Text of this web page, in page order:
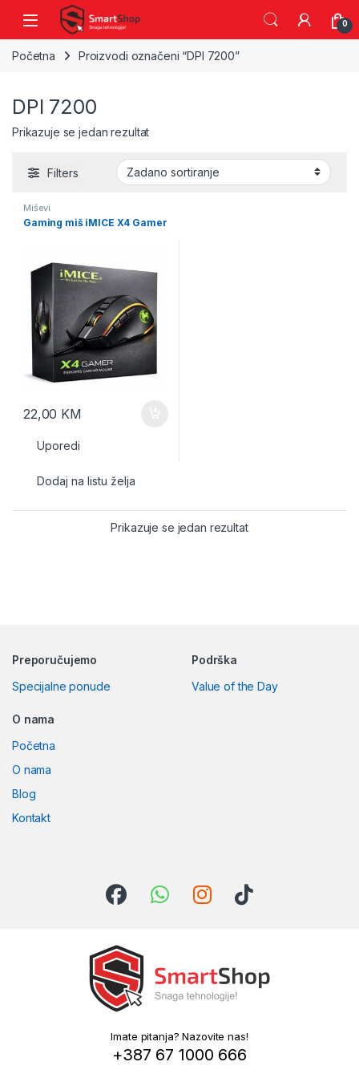
Skip to navigation
Skip to content
0
Početna Proizvodi označeni “DPI 7200”
DPI 7200
Prikazuje se jedan rezultat
Filters
Miševi
Gaming miš iMICE X4 Gamer
22,00 KM
Uporedi
Dodaj na listu želja
Prikazuje se jedan rezultat
Preporučujemo
Specijalne ponude
Podrška
Value of the Day
O nama
Početna
O nama
Blog
Kontakt
Imate pitanja? Nazovite nas!
+387 67 1000 666